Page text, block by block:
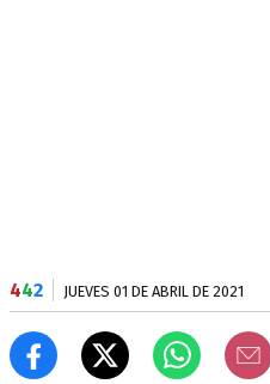
442 JUEVES 01 DE ABRIL DE 2021